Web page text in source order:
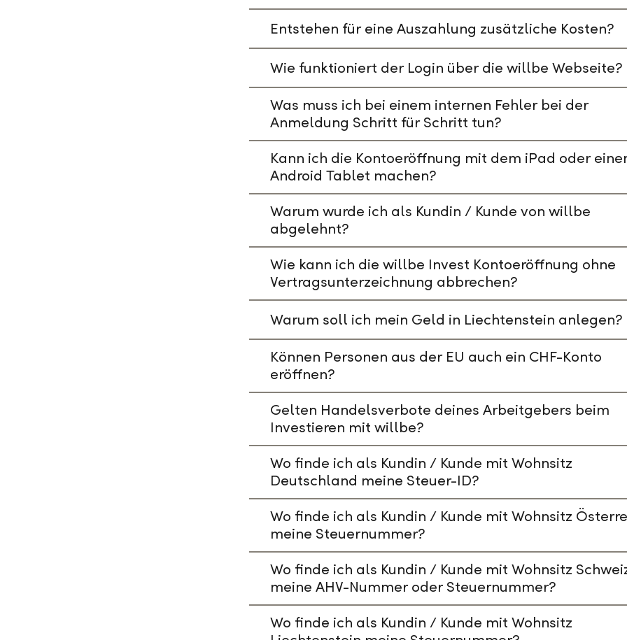
Entstehen für eine Auszahlung zusätzliche Kosten?
Wie funktioniert der Login über die willbe Webseite?
Was muss ich bei einem internen Fehler bei der
Anmeldung Schritt für Schritt tun?
Kann ich die Kontoeröffnung mit dem iPad oder
Android Tablet machen?
Warum wurde ich als Kundin / Kunde von willbe
abgelehnt?
Wie kann ich die willbe Invest Kontoeröffnung ohne
Vertragsunterzeichnung abbrechen?
Warum soll ich mein Geld in Liechtenstein anlegen?
Können Personen aus der EU auch ein CHF-Konto
eröffnen?
Gelten Handelsverbote deines Arbeitgebers beim
Investieren mit willbe?
Wo finde ich als Kundin / Kunde mit Wohnsitz
Deutschland meine Steuer-ID?
Wo finde ich als Kundin / Kunde mit Wohnsitz
meine Steuernummer?
Wo finde ich als Kundin / Kunde mit Wohnsitz
meine AHV-Nummer oder Steuernummer?
Wo finde ich als Kundin / Kunde mit Wohnsitz